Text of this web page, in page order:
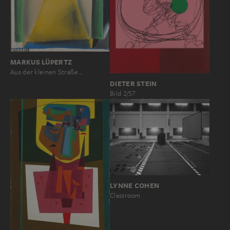
MARKUS LÜPERTZ
Aus der kleinen Straße…
DIETER STEIN
Bild 2/57
LYNNE COHEN
Classroom